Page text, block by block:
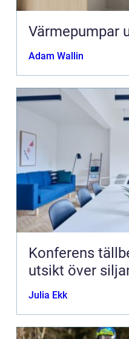
Värmepumpar
Adam Wallin
Konferens tällberg
utsikt över
Julia Ekk